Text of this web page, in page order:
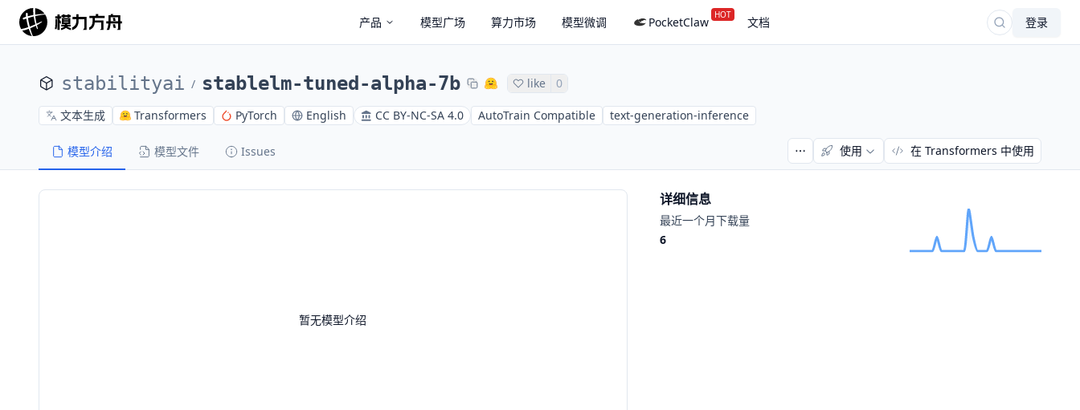
产品 模型广场 算力市场 模型微调 PocketClaw HOT 文档 登录
stabilityai / stablelm-tuned-alpha-7b like 0
文本生成 Transformers PyTorch English CC BY-NC-SA 4.0 AutoTrain Compatible text-generation-inference
模型介绍 模型文件 Issues 使用 在 Transformers 中使用
暂无模型介绍
详细信息
最近一个月下载量
6